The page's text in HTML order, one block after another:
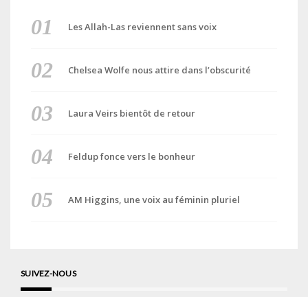
Les Allah-Las reviennent sans voix
Chelsea Wolfe nous attire dans l’obscurité
Laura Veirs bientôt de retour
Feldup fonce vers le bonheur
AM Higgins, une voix au féminin pluriel
SUIVEZ-NOUS